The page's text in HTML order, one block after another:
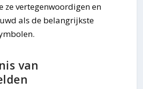
ze vertegenwoordigen en
als de belangrijkste
van